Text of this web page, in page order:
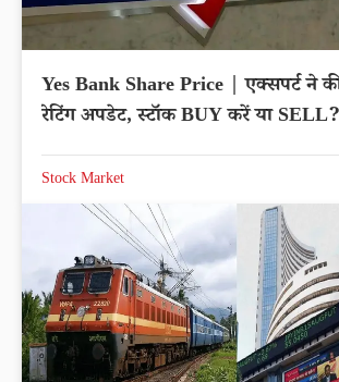
Yes Bank Share Price | एक्सपर्ट ने
रेटिंग अपडेट, स्टॉक BUY करें या SELL?
Stock Market